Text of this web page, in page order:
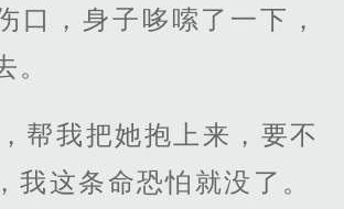
口，身子哆嗦了一下，
。
帮我把她抱上来，要不
我这条命恐怕就没了。